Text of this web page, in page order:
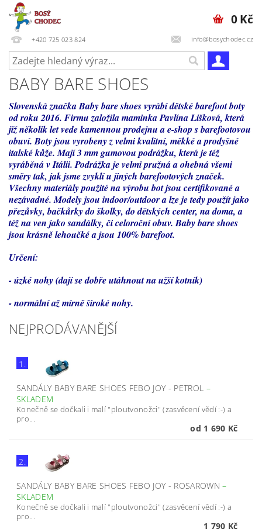
+420 725 023 824 info@bosychodec.cz
0 Kč
BABY BARE SHOES
Slovenská značka Baby bare shoes vyrábí dětské barefoot boty
od roku 2016. Firmu založila maminka Pavlína Lišková, která
již několik let vede kamennou prodejnu a e-shop s barefootovou
obuví. Boty jsou vyrobeny z velmi kvalitní, měkké a prodyšné
italské kůže. Mají 3 mm gumovou podrážku, která je též
vyráběná v Itálii. Podrážka je velmi pružná a ohebná všemi
směry tak, jak jsme zvyklí u jiných barefootových značek.
Všechny materiály použité na výrobu bot jsou certifikované a
nezávadné. Modely jsou indoor/outdoor a lze je tedy použít jako
přezůvky, bačkůrky do školky, do dětských center, na doma, a
též na ven jako sandálky, či celoroční obuv. Baby bare shoes
jsou krásně lehoučké a jsou 100% barefoot.
Určení:
- úzké nohy (dají se dobře utáhnout na užší kotník)
- normální až mírně široké nohy.
NEJPRODÁVANĚJŠÍ
1.
SANDÁLY BABY BARE SHOES FEBO JOY - PETROL –
SKLADEM
Konečně se dočkali i malí "ploutvonožci" (zasvěcení vědí :-) a
pro...
od 1 690 Kč
2.
SANDÁLY BABY BARE SHOES FEBO JOY - ROSAROWN–
SKLADEM
Konečně se dočkali i malí "ploutvonožci" (zasvěcení vědí :-) a
pro...
1 790 Kč